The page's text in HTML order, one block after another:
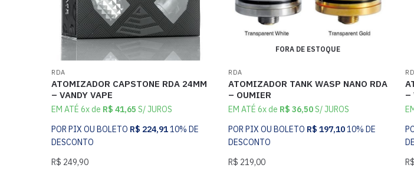
RDA
ATOMIZADOR CAPSTONE RDA 24MM
– VANDY VAPE
EM ATÉ 6x de R$ 41,65 S/ JUROS
POR PIX OU BOLETO R$ 224,9110% DE
DESCONTO
R$ 249,90
FORA DE ESTOQUE
RDA
ATOMIZADOR TANK WASP NANO RDA
– OUMIER
EM ATÉ 6x de R$ 36,50S/ JUROS
POR PIX OU BOLETO R$ 197,1010% DE
DESCONTO
R$ 219,00
–
R$